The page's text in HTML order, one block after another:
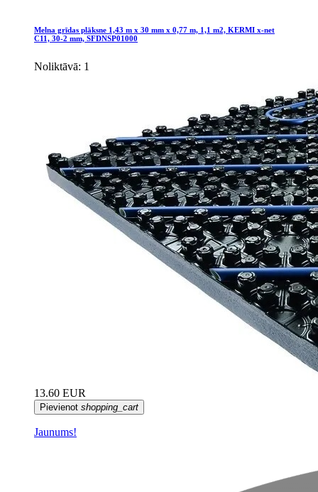
Melna grīdas plāksne 1,43 m x 30 mm x 0,77 m, 1,1 m2, KERMI x-net
C11, 30-2 mm, SFDNSP01000
Noliktāvā: 1
13.60 EUR
Pievienot shopping_cart
Jaunums!